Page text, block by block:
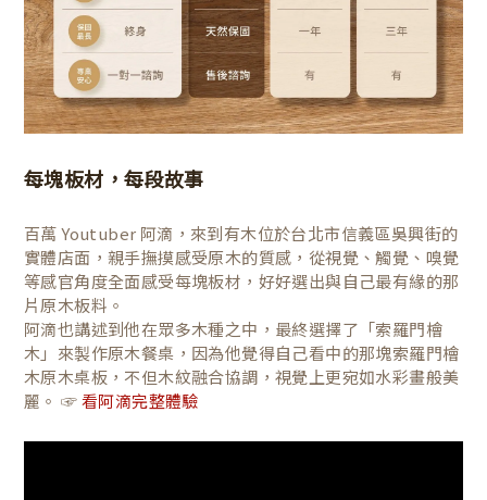
每塊板材，每段故事
百萬 Youtuber 阿滴，來到有木位於台北市信義區吳興街的
實體店面，親手撫摸感受原木的質感，從視覺、觸覺、嗅覺
等感官角度全面感受每塊板材，好好選出與自己最有緣的那
片原木板料。
阿滴也講述到他在眾多木種之中，最終選擇了「索羅門檜
木」來製作原木餐桌，因為他覺得自己看中的那塊索羅門檜
木原木桌板，不但木紋融合協調，視覺上更宛如水彩畫般美
麗。 ☞ 看阿滴完整體驗